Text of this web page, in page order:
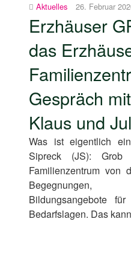
Aktuelles 26. Februar
Erzhäuser
das
Gespräch
Klaus und
Was ist eigentlich
Sipreck (JS): Grob
Familienzentrum von
Bildungsangebote
Bedarfslagen. Das